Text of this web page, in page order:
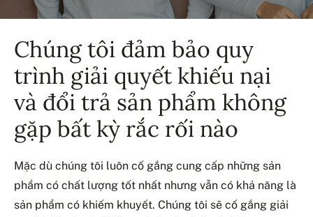
Chúng tôi đảm bảo quy
trình giải quyết khiếu nại
và đổi trả sản phẩm không
gặp bất kỳ rắc rối nào
Mặc dù chúng tôi luôn cố gắng cung cấp những sản
phẩm có chất lượng tốt nhất nhưng vẫn có khả năng là
sản phẩm có khiếm khuyết. Chúng tôi sẽ cố gắng giải